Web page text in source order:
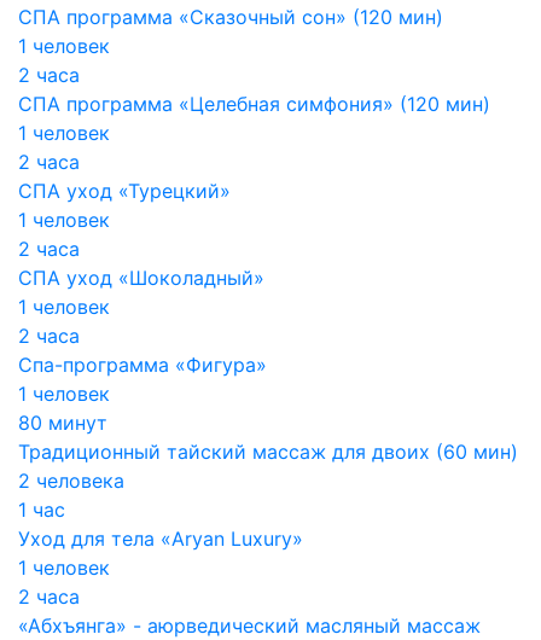
СПА программа «Сказочный сон» (120 мин)
1 человек
2 часа
СПА программа «Целебная симфония» (120 мин)
1 человек
2 часа
СПА уход «Турецкий»
1 человек
2 часа
СПА уход «Шоколадный»
1 человек
2 часа
Спа-программа «Фигура»
1 человек
80 минут
Традиционный тайский массаж для двоих (60 мин)
2 человека
1 час
Уход для тела «Aryan Luxury»
1 человек
2 часа
«Абхъянга» - аюрведический масляный массаж